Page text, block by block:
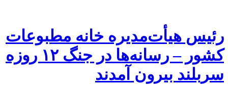
رئیس هیأت‌مدیره خانه مطبوعات
کشور – رسانه‌ها در جنگ ۱۲ روزه
سربلند بیرون آمدند